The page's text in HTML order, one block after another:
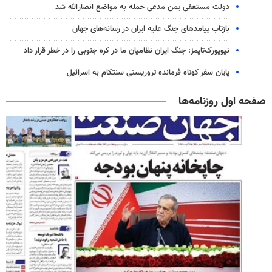
دولت مستعفی یمن مدعی حمله به مواضع انصارالله شد
بازتاب پیامدهای جنگ علیه ایران در رسانه‌های جهان
نیویورک‌تایمز: جنگ ایران نظامیان ما در کره جنوبی را در خطر قرار داد
پایان سفر کوتاه فرمانده تروریستی سنتکام به اسرائیل
صفحه اول روزنامه‌ها